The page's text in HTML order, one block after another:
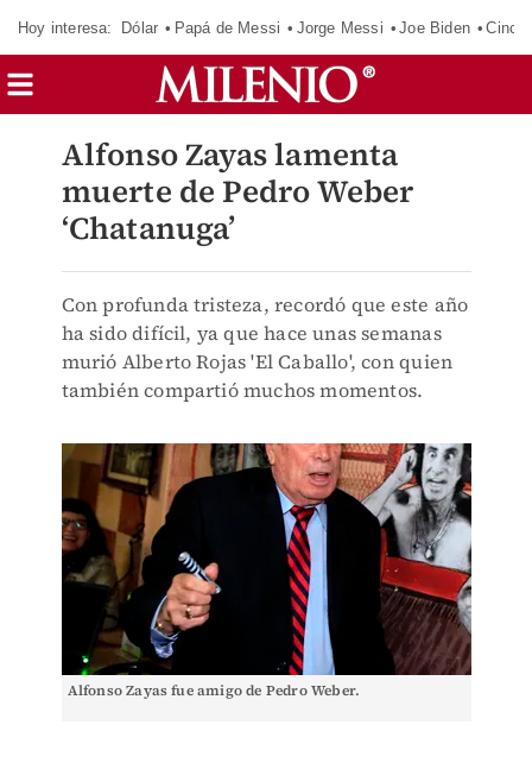
Hoy interesa: Dólar Papá de Messi Jorge Messi Joe Biden
Alfonso Zayas lamenta
muerte de Pedro Weber
‘Chatanuga’
Con profunda tristeza, recordó que este año
ha sido difícil, ya que hace unas semanas
murió Alberto Rojas 'El Caballo', con quien
también compartió muchos momentos.
Alfonso Zayas fue amigo de Pedro Weber.